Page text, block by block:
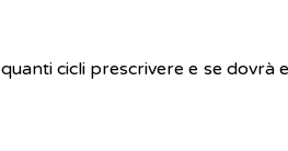
cicli prescrivere e se dovrà